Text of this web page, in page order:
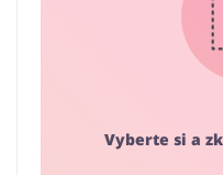
Vyberte si a